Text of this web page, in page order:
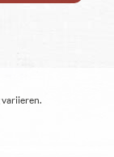
variieren.